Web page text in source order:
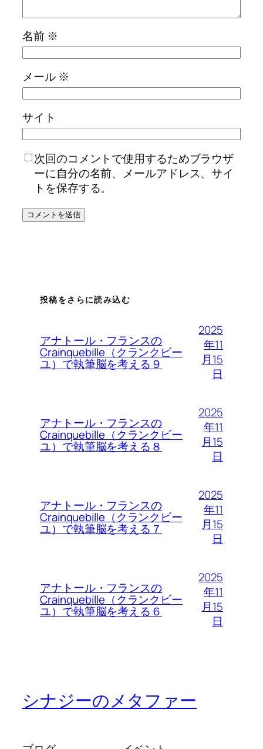
名前 ※
メール ※
サイト
次回のコメントで使用するためブラウザ
ーに自分の名前、メールアドレス、サイ
トを保存する。
投稿をさらに読み込む
アナトール・フランスの
Crainquebille（クランクビー
ユ）で執筆脳を考える９
2025
年11
月15
日
アナトール・フランスの
Crainquebille（クランクビー
ユ）で執筆脳を考える８
2025
年11
月15
日
アナトール・フランスの
Crainquebille（クランクビー
ユ）で執筆脳を考える７
2025
年11
月15
日
アナトール・フランスの
Crainquebille（クランクビー
ユ）で執筆脳を考える６
2025
年11
月15
日
シナジーのメタファー